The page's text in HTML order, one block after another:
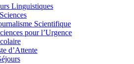
Linguistiques
Scientifique
pour l’Urgence
d’Attente